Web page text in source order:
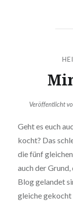
Veröffentlicht
Geht es euch
kocht? Das
die fünf
auch der Grund,
Blog gelandet
gleiche gekocht